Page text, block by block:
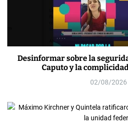
Desinformar sobre la
Caputo y la
02/08/2026